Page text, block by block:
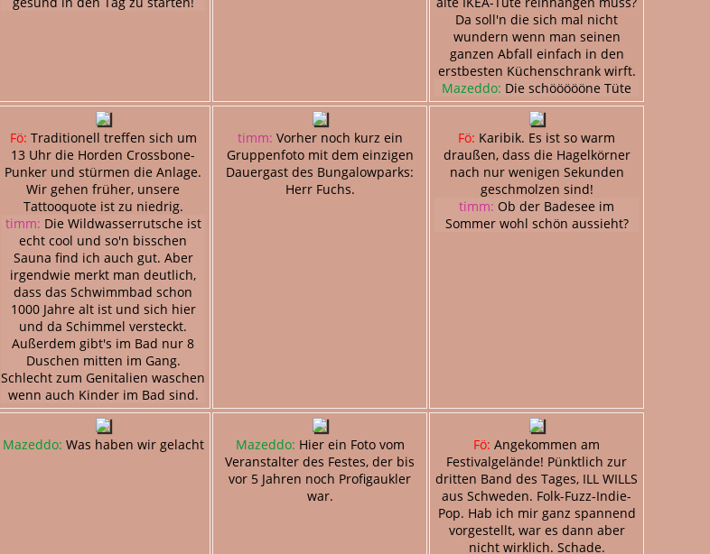
Da soll'n die sich mal nicht
wundern wenn man seinen
ganzen Abfall einfach in den
erstbesten Küchenschrank wirft.
Mazeddo: Die schöööööne Tüte
Fö: Traditionell treffen sich um
13 Uhr die Horden Crossbone-
Punker und stürmen die Anlage.
Wir gehen früher, unsere
Tattooquote ist zu niedrig.
timm: Die Wildwasserrutsche ist
echt cool und so'n bisschen
Sauna find ich auch gut. Aber
irgendwie merkt man deutlich,
dass das Schwimmbad schon
1000 Jahre alt ist und sich hier
und da Schimmel versteckt.
Außerdem gibt's im Bad nur 8
Duschen mitten im Gang.
Schlecht zum Genitalien waschen
wenn auch Kinder im Bad sind.
timm: Vorher noch kurz ein
Gruppenfoto mit dem einzigen
Dauergast des Bungalowparks:
Herr Fuchs.
Fö: Karibik. Es ist so warm
draußen, dass die Hagelkörner
nach nur wenigen Sekunden
geschmolzen sind!
timm: Ob der Badesee im
Sommer wohl schön aussieht?
Mazeddo: Was haben wir gelacht Mazeddo: Hier ein Foto vom
Veranstalter des Festes, der bis
vor 5 Jahren noch Profigaukler
war.
Fö: Angekommen am
Festivalgelände! Pünktlich zur
dritten Band des Tages, ILL WILLS
aus Schweden. Folk-Fuzz-Indie-
Pop. Hab ich mir ganz spannend
vorgestellt, war es dann aber
nicht wirklich. Schade.